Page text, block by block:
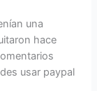
una
hace
usar paypal